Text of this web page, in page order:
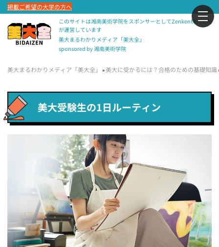
掲載ご希望の大学の方へ
このサイトは湘南美術学院をスポンサーとしてZenken株式会社
が運営しています
美大まるわかりメディア「美大全」
sponsored by 湘南美術学院
美大まるわかりメディア「美大全」 »美大に受かるには？合格のための基礎知識
美大受験生の1日ルーティン